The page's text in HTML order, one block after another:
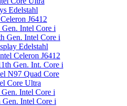
Edelstahl
J6412
Intel Core i
Gen. Intel Core i
Edelstahl
Celeron J6412
Gen. Int. Core i
N97 Quad Core
Core Ultra
Intel Core i
Intel Core i